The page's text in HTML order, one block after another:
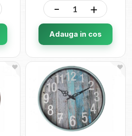
- +
Adauga in cos